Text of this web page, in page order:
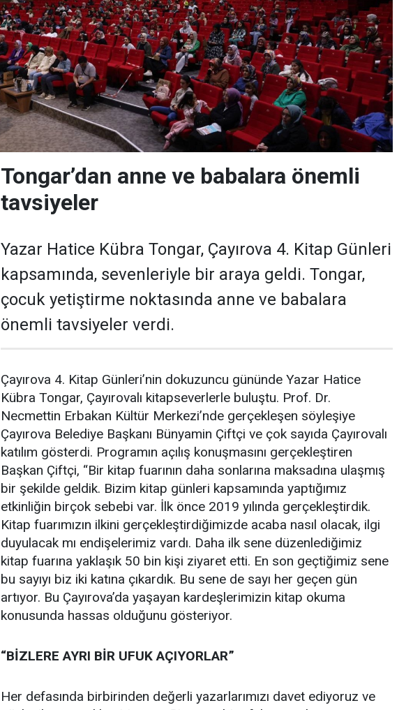
Tongar’dan anne ve babalara önemli
tavsiyeler
Yazar Hatice Kübra Tongar, Çayırova 4. Kitap Günleri
kapsamında, sevenleriyle bir araya geldi. Tongar,
çocuk yetiştirme noktasında anne ve babalara
önemli tavsiyeler verdi.
Çayırova 4. Kitap Günleri’nin dokuzuncu gününde Yazar Hatice
Kübra Tongar, Çayırovalı kitapseverlerle buluştu. Prof. Dr.
Necmettin Erbakan Kültür Merkezi’nde gerçekleşen söyleşiye
Çayırova Belediye Başkanı Bünyamin Çiftçi ve çok sayıda Çayırovalı
katılım gösterdi. Programın açılış konuşmasını gerçekleştiren
Başkan Çiftçi, “Bir kitap fuarının daha sonlarına maksadına ulaşmış
bir şekilde geldik. Bizim kitap günleri kapsamında yaptığımız
etkinliğin birçok sebebi var. İlk önce 2019 yılında gerçekleştirdik.
Kitap fuarımızın ilkini gerçekleştirdiğimizde acaba nasıl olacak, ilgi
duyulacak mı endişelerimiz vardı. Daha ilk sene düzenlediğimiz
kitap fuarına yaklaşık 50 bin kişi ziyaret etti. En son geçtiğimiz sene
bu sayıyı biz iki katına çıkardık. Bu sene de sayı her geçen gün
artıyor. Bu Çayırova’da yaşayan kardeşlerimizin kitap okuma
konusunda hassas olduğunu gösteriyor.
“BİZLERE AYRI BİR UFUK AÇIYORLAR”
Her defasında birbirinden değerli yazarlarımızı davet ediyoruz ve